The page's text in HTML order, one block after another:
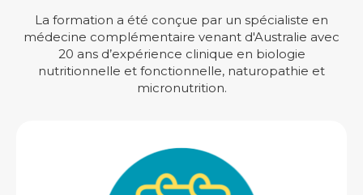
La formation a été conçue par un spécialiste en
médecine complémentaire venant d'Australie avec
20 ans d’expérience clinique en biologie
nutritionnelle et fonctionnelle, naturopathie et
micronutrition.